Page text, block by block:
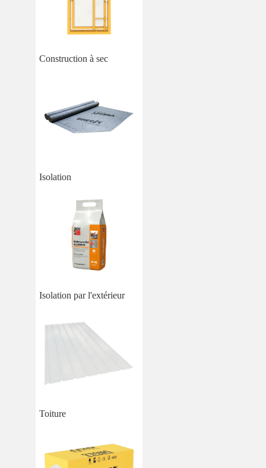
Construction à sec
Isolation
Isolation par l'extérieur
Toiture